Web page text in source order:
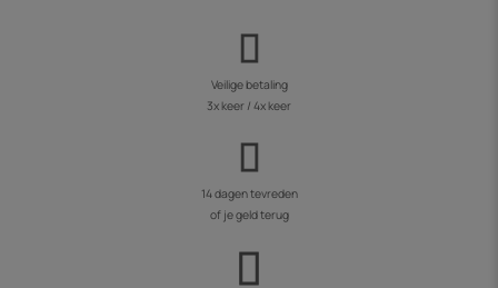
Veilige betaling
3x keer / 4x keer
14 dagen tevreden
of je geld terug